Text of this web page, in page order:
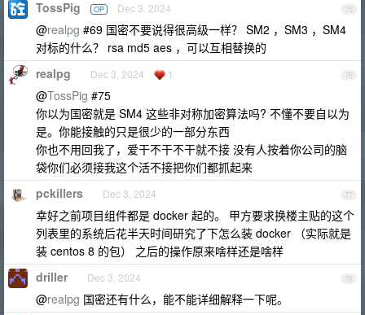
75
TossPig OP Dec 3, 2024
@realpg #69 国密不要说得很高级一样？ SM2 ，SM3 ，SM4
对标的什么？ rsa md5 aes ，可以互相替换的
76
realpg Dec 3, 2024 1
@TossPig #75
你以为国密就是 SM4 这些非对称加密算法吗? 不懂不要自以为
是。你能接触的只是很少的一部分东西
你也不用回我了，爱干不干不干就不接 没有人按着你公司的脑
袋你们必须接我这个活不接把你们都抓起来
77
pckillers Dec 3, 2024
幸好之前项目组件都是 docker 起的。 甲方要求换楼主贴的这个
列表里的系统后花半天时间研究了下怎么装 docker （实际就是
装 centos 8 的包） 之后的操作原来啥样还是啥样
78
driller Dec 3, 2024
@realpg 国密还有什么，能不能详细解释一下呢。